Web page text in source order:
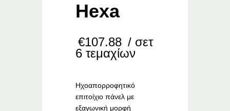
Hexa
€107.88 / σετ
6 τεμαχίων
Ηχοαπορροφητικό
επιτοίχιο πάνελ με
εξαγωνική μορφή